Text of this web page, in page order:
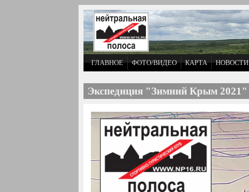
Перейти к основному содержанию
ГЛАВНОЕ ФОТО/ВИДЕО КАРТА НОВОСТИ
Экспедиция "Зимний Крым 2021"